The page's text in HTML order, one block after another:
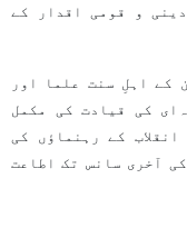
و قومی اقدار کے
کے اہلِ سنت علما اور
کی قیادت کی مکمل
کے رہنماؤں کی
آخری سانس تک اطاعت